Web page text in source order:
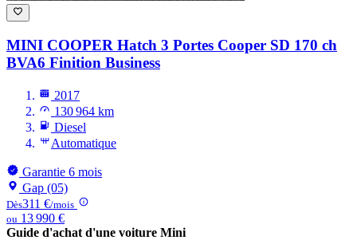
MINI COOPER Hatch 3 Portes Cooper SD 170 ch
BVA6 Finition Business
2017
130 964 km
Diesel
Automatique
Garantie 6 mois
Gap (05)
Dès311 €/mois
ou 13 990 €
Guide d'achat d'une voiture Mini